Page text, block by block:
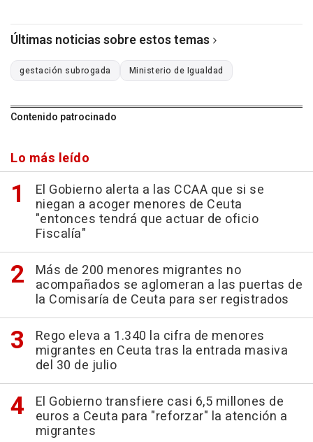
Últimas noticias sobre estos temas
gestación subrogada Ministerio de Igualdad
Contenido patrocinado
Lo más leído
El Gobierno alerta a las CCAA que si se
niegan a acoger menores de Ceuta
"entonces tendrá que actuar de oficio
Fiscalía"
Más de 200 menores migrantes no
acompañados se aglomeran a las puertas de
la Comisaría de Ceuta para ser registrados
Rego eleva a 1.340 la cifra de menores
migrantes en Ceuta tras la entrada masiva
del 30 de julio
El Gobierno transfiere casi 6,5 millones de
euros a Ceuta para "reforzar" la atención a
migrantes